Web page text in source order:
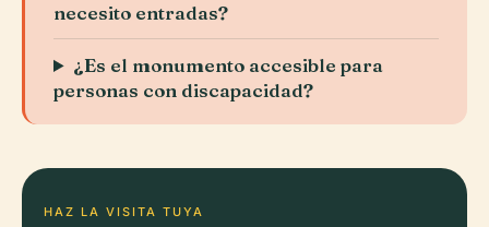
necesito entradas?
¿Es el monumento accesible para
personas con discapacidad?
HAZ LA VISITA TUYA